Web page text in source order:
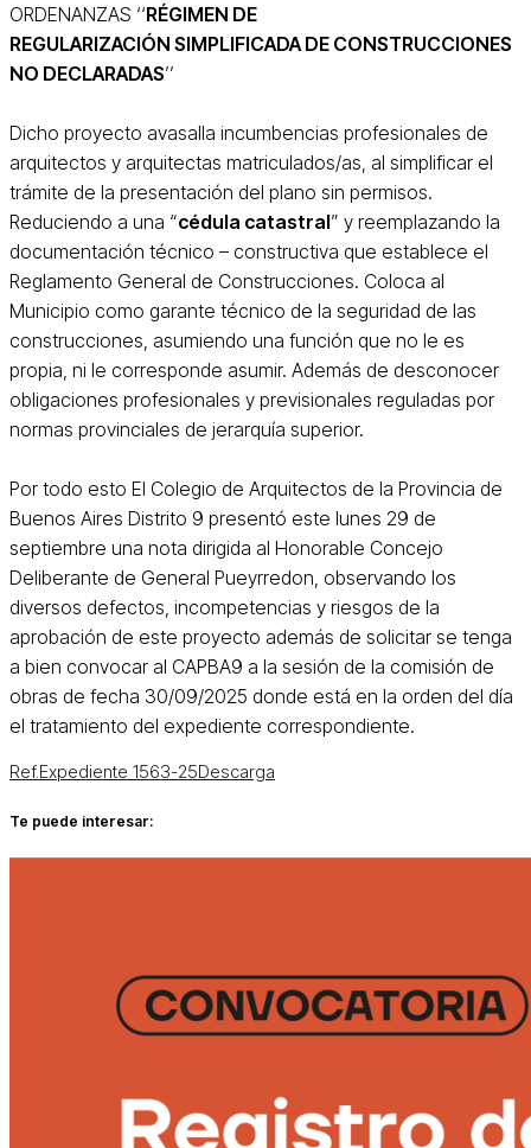
ORDENANZAS ‘‘RÉGIMEN DE
REGULARIZACIÓN SIMPLIFICADA DE CONSTRUCCIONES
NO DECLARADAS’’
Dicho proyecto avasalla incumbencias profesionales de
arquitectos y arquitectas matriculados/as, al simplificar el
trámite de la presentación del plano sin permisos.
Reduciendo a una “cédula catastral” y reemplazando la
documentación técnico – constructiva que establece el
Reglamento General de Construcciones. Coloca al
Municipio como garante técnico de la seguridad de las
construcciones, asumiendo una función que no le es
propia, ni le corresponde asumir. Además de desconocer
obligaciones profesionales y previsionales reguladas por
normas provinciales de jerarquía superior.
Por todo esto El Colegio de Arquitectos de la Provincia de
Buenos Aires Distrito 9 presentó este lunes 29 de
septiembre una nota dirigida al Honorable Concejo
Deliberante de General Pueyrredon, observando los
diversos defectos, incompetencias y riesgos de la
aprobación de este proyecto además de solicitar se tenga
a bien convocar al CAPBA9 a la sesión de la comisión de
obras de fecha 30/09/2025 donde está en la orden del día
el tratamiento del expediente correspondiente.
Ref.Expediente 1563-25Descarga
Te puede interesar: